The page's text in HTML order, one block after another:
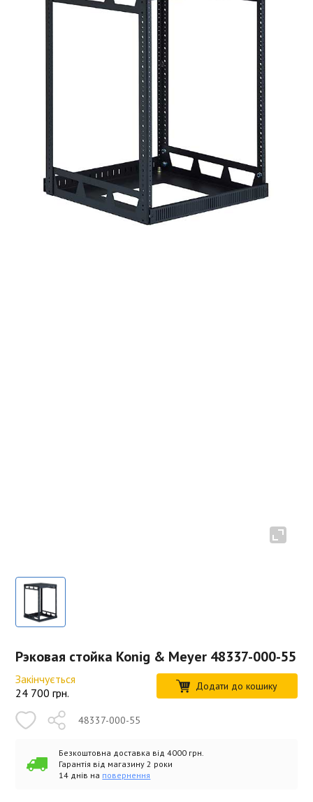
Рэковая стойка Konig & Meyer 48337-000-55
Закінчується
24 700 грн. Додати до кошику
48337-000-55
Безкоштовна доставка від 4000 грн.
Гарантія від магазину 2 роки
14 днів на повернення